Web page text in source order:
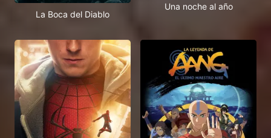
La Boca del Diablo
Una noche al año